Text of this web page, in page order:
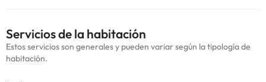
Servicios de la habitación
Estos servicios son generales y pueden variar según la tipología de
habitación.